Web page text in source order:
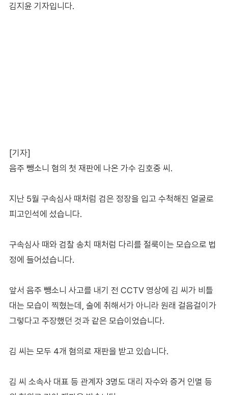
김지윤 기자입니다.
[기자]
음주 뺑소니 혐의 첫 재판에 나온 가수 김호중 씨.
지난 5월 구속심사 때처럼 검은 정장을 입고 수척해진 얼굴로
피고인석에 섰습니다.
구속심사 때와 검찰 송치 때처럼 다리를 절룩이는 모습으로 법
정에 들어섰습니다.
앞서 음주 뺑소니 사고를 내기 전 CCTV 영상에 김 씨가 비틀
대는 모습이 찍혔는데, 술에 취해서가 아니라 원래 걸음걸이가
그렇다고 주장했던 것과 같은 모습이었습니다.
김 씨는 모두 4개 혐의로 재판을 받고 있습니다.
김 씨 소속사 대표 등 관계자 3명도 대리 자수와 증거 인멸 등